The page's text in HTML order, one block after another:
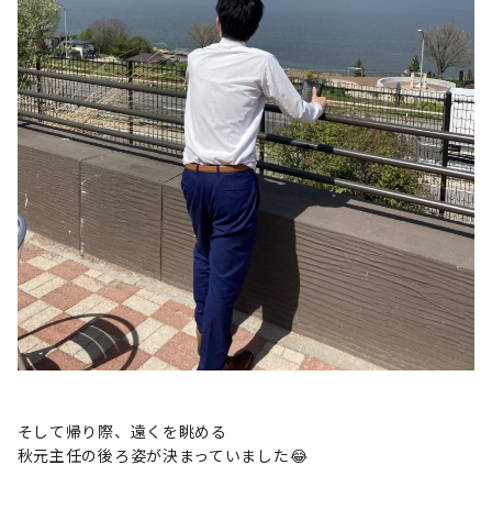
そして帰り際、遠くを眺める
秋元主任の後ろ姿が決まっていました😂